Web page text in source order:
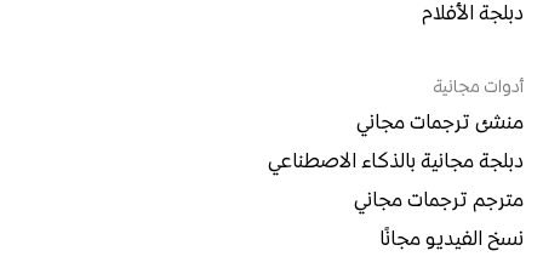
دبلجة الأفلام
أدوات مجانية
منشئ ترجمات مجاني
دبلجة مجانية بالذكاء الاصطناعي
مترجم ترجمات مجاني
نسخ الفيديو مجانًا